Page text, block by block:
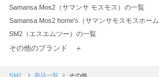
Samansa Mos2（サマンサ モスモス）の一覧
Samansa Mos2 home's（サマンサモスモスホー
SM2（エスエムツー）の一覧
TSUHARU by Samansa Mos2（ツハルバイサマン
Samansa Mos2 blue（サマンサモスモス ブルー）
その他のブランド ＋
SM2 商品一覧 その他